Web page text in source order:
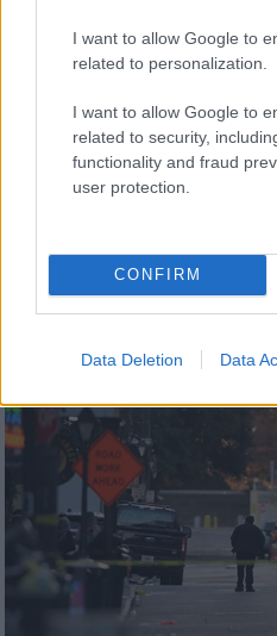
I want to allow Google to
related to personalization.
I want to allow Google to
related to security,
functionality and fraud
user protection.
CONFIRM
Data Deletion Data
Κόσμος|02.01.2025 10:10
Μακελειό στη Νέα
ντοκουμέντο από τη
Σοκαριστικό είναι
Ορλεάνη - «Ήταν
προκαλέσει μακελειό»